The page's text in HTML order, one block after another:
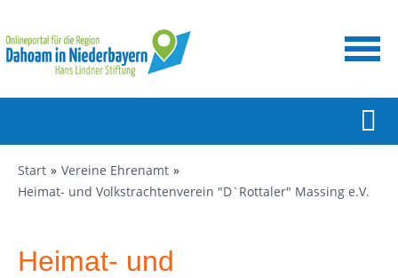
Start
Vereine Ehrenamt
Heimat- und Volkstrachtenverein "D`Rottaler" Massing e.V.
Heimat- und